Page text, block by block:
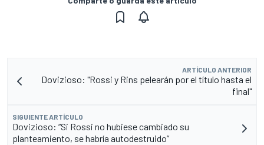
ARTÍCULO ANTERIOR
Dovizioso: "Rossi y Rins pelearán por el título hasta el
final"
SIGUIENTE ARTÍCULO
Dovizioso: “Si Rossi no hubiese cambiado su
planteamiento, se habría autodestruido”